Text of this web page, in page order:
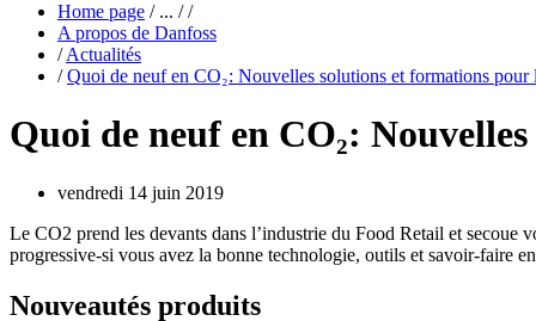
Home page /... / /
A propos de Danfoss
/ Actualités
/ Quoi de neuf en CO₂: Nouvelles solutions et formations
Quoi de neuf en CO₂:
vendredi 14 juin 2019
Le CO2 prend les devants dans l’industrie du Food Retail et secoue
progressive-si vous avez la bonne technologie, outils et savoir-faire
Nouveautés produits